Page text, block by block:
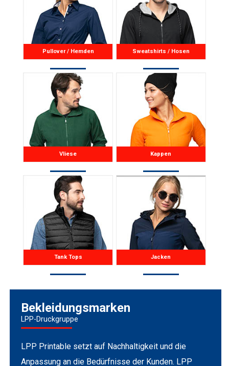
Pullover / Hemden Sweatshirts / Hosen
Vliese Kappen
Tank Tops Jacken
Bekleidungsmarken
LPP-Druckgruppe
LPP Printable setzt auf Nachhaltigkeit und die
Anpassung an die Bedürfnisse der Kunden. LPP